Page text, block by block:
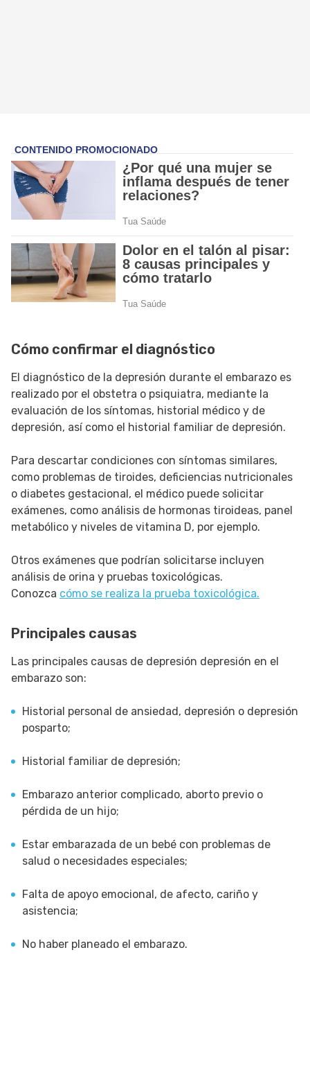
Cómo confirmar el diagnóstico
El diagnóstico de la depresión durante el embarazo es
realizado por el obstetra o psiquiatra, mediante la
evaluación de los síntomas, historial médico y de
depresión, así como el historial familiar de depresión.
Para descartar condiciones con síntomas similares,
como problemas de tiroides, deficiencias nutricionales
o diabetes gestacional, el médico puede solicitar
exámenes, como análisis de hormonas tiroideas, panel
metabólico y niveles de vitamina D, por ejemplo.
Otros exámenes que podrían solicitarse incluyen
análisis de orina y pruebas toxicológicas.
Conozca cómo se realiza la prueba toxicológica.
Principales causas
Las principales causas de depresión depresión en el
embarazo son:
Historial personal de ansiedad, depresión o depresión
posparto;
Historial familiar de depresión;
Embarazo anterior complicado, aborto previo o
pérdida de un hijo;
Estar embarazada de un bebé con problemas de
salud o necesidades especiales;
Falta de apoyo emocional, de afecto, cariño y
asistencia;
No haber planeado el embarazo.